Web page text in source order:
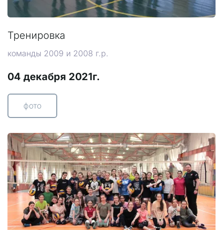
Тренировка
команды 2009 и 2008 г.р.
04 декабря 2021г.
фото